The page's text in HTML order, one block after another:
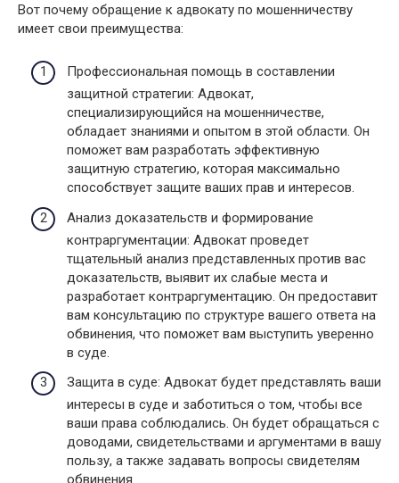
Вот почему обращение к адвокату по мошенничеству
имеет свои преимущества:
Профессиональная помощь в составлении
защитной стратегии: Адвокат,
специализирующийся на мошенничестве,
обладает знаниями и опытом в этой области. Он
поможет вам разработать эффективную
защитную стратегию, которая максимально
способствует защите ваших прав и интересов.
Анализ доказательств и формирование
контраргументации: Адвокат проведет
тщательный анализ представленных против вас
доказательств, выявит их слабые места и
разработает контраргументацию. Он предоставит
вам консультацию по структуре вашего ответа на
обвинения, что поможет вам выступить уверенно
в суде.
Защита в суде: Адвокат будет представлять ваши
интересы в суде и заботиться о том, чтобы все
ваши права соблюдались. Он будет обращаться с
доводами, свидетельствами и аргументами в вашу
пользу, а также задавать вопросы свидетелям
обвинения.